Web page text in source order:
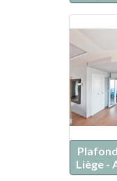
Liège -